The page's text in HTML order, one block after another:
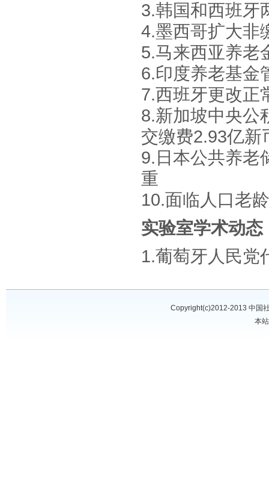
3.韩国和西班牙
4.墨西哥扩大非
5.马来西亚养老
6.印度养老基金
7.西班牙更改正
8.新加坡中央公
交缴费2.93亿
9.日本公共养老
重
10.面临人口老
实验室学术动态
1.葡萄牙人民党
Copyright(c)2012-2013 中国
本